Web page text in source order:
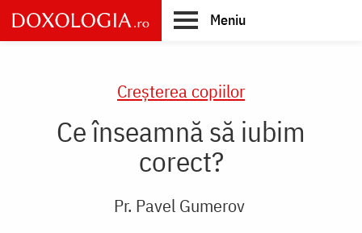
Skip
to
main
Meniu
Creşterea copiilor
Ce înseamnă să iubim
corect?
Pr. Pavel Gumerov